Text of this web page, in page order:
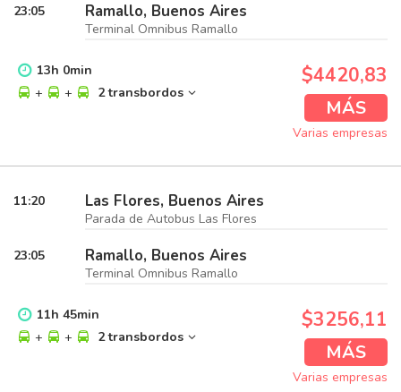
23:05 Ramallo, Buenos Aires
Terminal Omnibus Ramallo
13h 0min
+
+ 2 transbordos
$4420,83
MÁS
Varias empresas
11:20 Las Flores, Buenos Aires
Parada de Autobus Las Flores
23:05 Ramallo, Buenos Aires
Terminal Omnibus Ramallo
11h 45min
+
+ 2 transbordos
$3256,11
MÁS
Varias empresas